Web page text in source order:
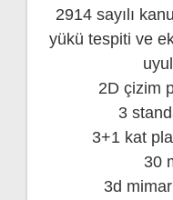
2914 sayılı
yükü tespiti ve
2D çizim
3
3+1 kat
30
3d